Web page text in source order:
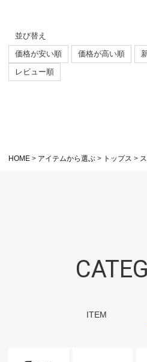
並び替え
価格が安い順
価格が高い順
レビュー順
HOME アイテムから選ぶ トップス
ITEM